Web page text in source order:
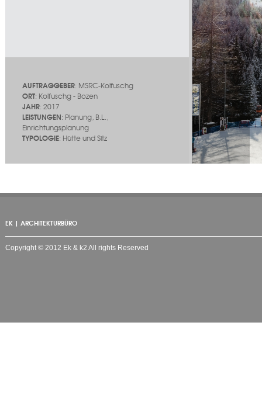
AUFTRAGGEBER: MSRC-Kolfuschg
ORT: Kolfuschg - Bozen
JAHR: 2017
LEISTUNGEN: Planung, B.L.,
Einrichtungsplanung
TYPOLOGIE: Hütte und Sitz
EK | ARCHITEKTURBÜRO
Copyright © 2012 Ek & k2 All rights Reserved